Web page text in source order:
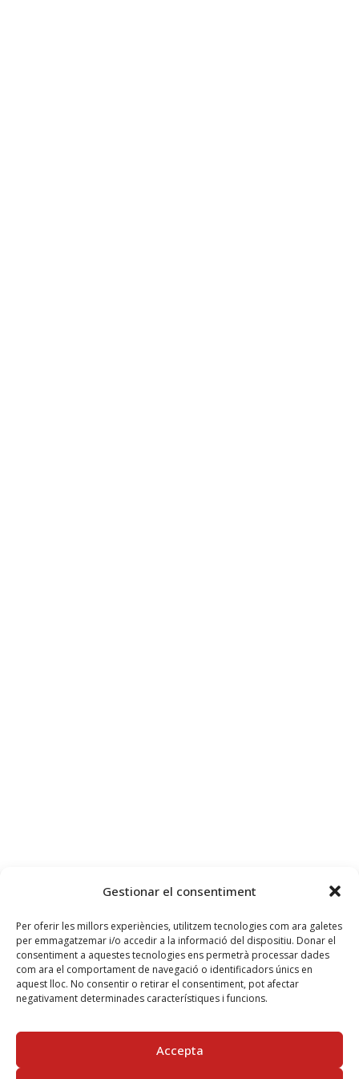
Gestionar el consentiment
Per oferir les millors experiències, utilitzem tecnologies com ara galetes
per emmagatzemar i/o accedir a la informació del dispositiu. Donar el
consentiment a aquestes tecnologies ens permetrà processar dades
com ara el comportament de navegació o identificadors únics en
aquest lloc. No consentir o retirar el consentiment, pot afectar
negativament determinades característiques i funcions.
Accepta